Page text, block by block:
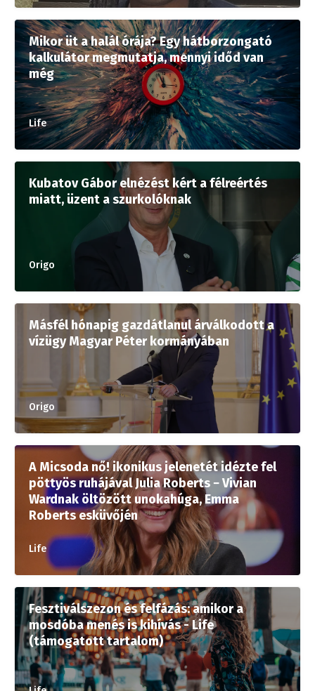
Mikor üt a halál órája? Egy hátborzongató
kalkulátor megmutatja, mennyi időd van
még
Life
Kubatov Gábor elnézést kért a félreértés
miatt, üzent a szurkolóknak
Origo
Másfél hónapig gazdátlanul árválkodott a
vízügy Magyar Péter kormányában
Origo
A Micsoda nő! ikonikus jelenetét idézte fel
pöttyös ruhájával Julia Roberts − Vivian
Wardnak öltözött unokahúga, Emma
Roberts esküvőjén
Life
Fesztiválszezon és felfázás: amikor a
mosdóba menés is kihívás - Life
(támogatott tartalom)